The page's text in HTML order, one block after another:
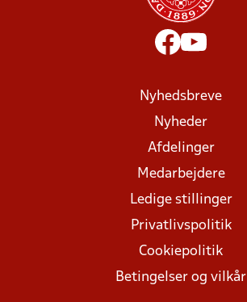
Nyhedsbreve
Nyheder
Afdelinger
Medarbejdere
Ledige stillinger
Privatlivspolitik
Cookiepolitik
Betingelser og vilkår